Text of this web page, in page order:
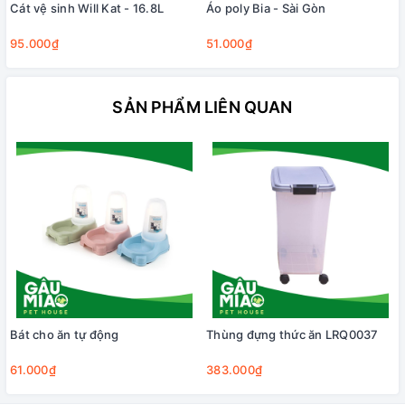
Cát vệ sinh Will Kat - 16.8L
95.000₫
Áo poly Bia - Sài Gòn
51.000₫
SẢN PHẨM LIÊN QUAN
Bát cho ăn tự động
61.000₫
Thùng đựng thức ăn LRQ0037
383.000₫